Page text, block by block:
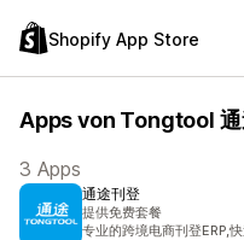
Shopify App Store
Apps von Tongtool
3 Apps
通途刊登
提供免费套餐
专业的跨境电商刊登ERP,